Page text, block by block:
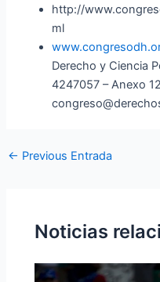
http://
ml
Derecho y Ciencia
4247057 – Anexo
← Previous Entrada
Noticias